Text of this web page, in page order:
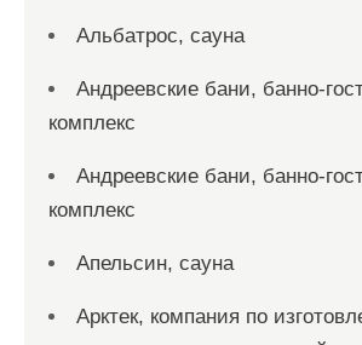
Альбатрос, сауна
Андреевские бани, банно-
комплекс
Андреевские бани, банно-
комплекс
Апельсин, сауна
Арктек, компания по